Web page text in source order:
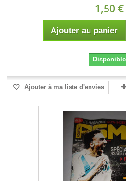
1,50 €
Ajouter au panier
Disponible
Ajouter à ma liste d'envies